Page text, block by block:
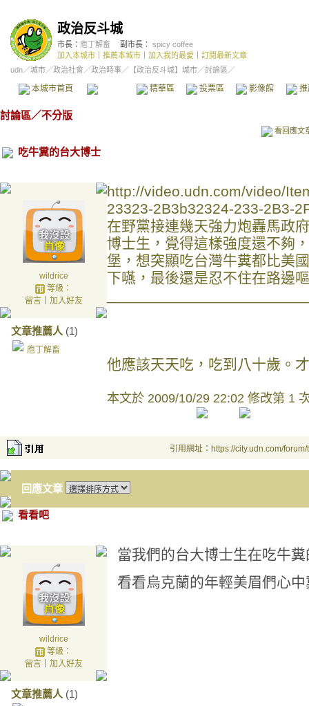
政治反斗城
市長： 庖丁解畜 副市長： spicy coffee
加入本城市
推薦本城市 加入我的最愛
訂閱最新文章
udn／城市／政治社會 ／政治時事／ 【政治反斗城】城市／討論區／
本城市首頁 精華區 投票區 影像館
討論區／不分版
看回應文
吃牛糞的台大博士
wildrice
等級：
留言｜ 加入好友
文章推薦人 (1)
庖丁解畜
http://video.udn.com/video/
23323-2B3b32324-233-2B3-
在野黨接連幾天強力炮轟馬政
博士生，覺得這樣強度還不夠
堡，想突顯吃台灣牛糞都比美
下嚥，最後還是忍不住在路邊
他應該天天吃，吃到八十歲。
本文於 2009/10/29 22:02 修改第 1
引用網址：https://city.udn.com/
回應文章
看看吧
wildrice
等級：
留言｜ 加入好友
文章推薦人 (1)
當我們的台大博士生在吃牛
看看烏克蘭的年輕美眉們心